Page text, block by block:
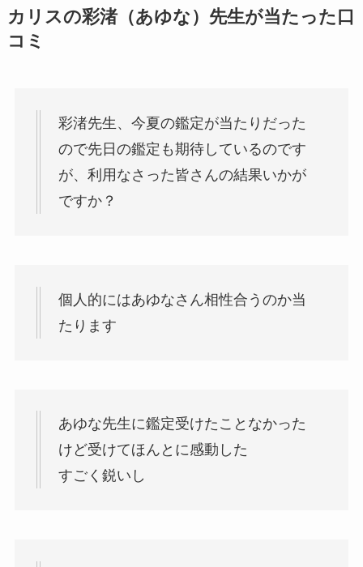
カリスの彩渚（あゆな）先生が当たった口
コミ
彩渚先生、今夏の鑑定が当たりだった
ので先日の鑑定も期待しているのです
が、利用なさった皆さんの結果いかが
ですか？
個人的にはあゆなさん相性合うのか当
たります
あゆな先生に鑑定受けたことなかった
けど受けてほんとに感動した
すごく鋭いし